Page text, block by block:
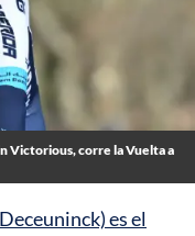
Victorious, corre la Vuelta a
es el